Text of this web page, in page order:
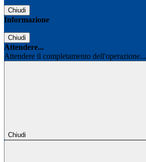
Chiudi
Informazione
Chiudi
Attendere...
Attendere il completamento dell'operazione...
Chiudi